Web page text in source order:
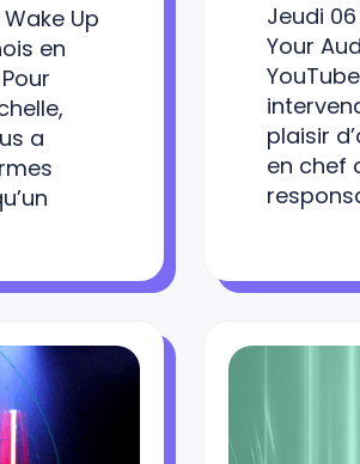
Up
en
a
Jeudi
Your
plaisir
en chef